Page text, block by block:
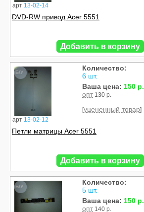
арт 13-02-14
DVD-RW привод Acer 5551
Добавить в корзину
Б/У
арт 13-02-12
Количество:
6 шт.
Ваша цена: 150 р.
опт 130 р.
[уцененный товар]
Петли матрицы Acer 5551
Добавить в корзину
Б/У
Количество:
5 шт.
Ваша цена: 150 р.
опт 140 р.